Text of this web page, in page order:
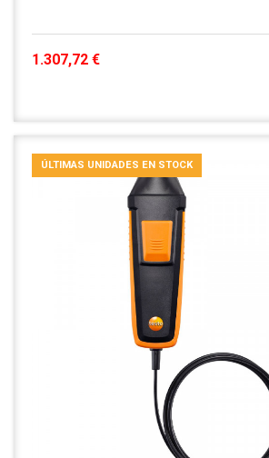
1.307,72 €
ÚLTIMAS UNIDADES EN STOCK